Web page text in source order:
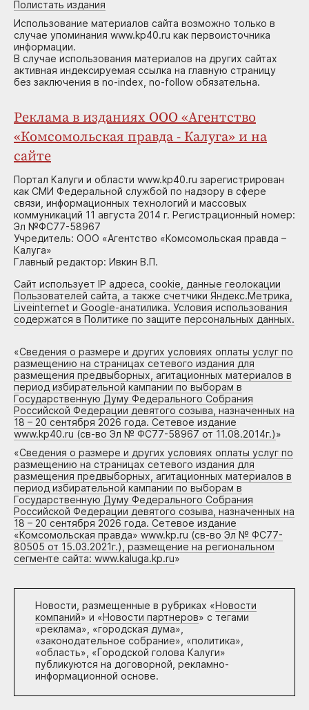
Полистать издания
Использование материалов сайта возможно только в
случае упоминания www.kp40.ru как первоисточника
информации.
В случае использования материалов на других сайтах
активная индексируемая ссылка на главную страницу
без заключения в no-index, no-follow обязательна.
Реклама в изданиях ООО «Агентство
«Комсомольская правда - Калуга» и на
сайте
Портал Калуги и области www.kp40.ru зарегистрирован
как СМИ Федеральной службой по надзору в сфере
связи, информационных технологий и массовых
коммуникаций 11 августа 2014 г. Регистрационный номер:
Эл №ФС77-58967
Учредитель: ООО «Агентство «Комсомольская правда –
Калуга»
Главный редактор: Ивкин В.П.
Сайт использует IP адреса, cookie, данные геолокации
Пользователей сайта, а также счетчики Яндекс.Метрика,
Liveinternet и Google-анатилика. Условия использования
содержатся в Политике по защите персональных данных.
«Сведения о размере и других условиях оплаты услуг по
размещению на страницах сетевого издания для
размещения предвыборных, агитационных материалов в
период избирательной кампании по выборам в
Государственную Думу Федерального Собрания
Российской Федерации девятого созыва, назначенных на
18 – 20 сентября 2026 года. Сетевое издание
www.kp40.ru (св-во Эл № ФС77-58967 от 11.08.2014г.)»
«Сведения о размере и других условиях оплаты услуг по
размещению на страницах сетевого издания для
размещения предвыборных, агитационных материалов в
период избирательной кампании по выборам в
Государственную Думу Федерального Собрания
Российской Федерации девятого созыва, назначенных на
18 – 20 сентября 2026 года. Сетевое издание
«Комсомольская правда» www.kp.ru (св-во Эл № ФС77-
80505 от 15.03.2021г.), размещение на региональном
сегменте сайта: www.kaluga.kp.ru»
Новости, размещенные в рубриках «Новости
компаний» и «Новости партнеров» с тегами
«реклама», «городская дума»,
«законодательное собрание», «политика»,
«область», «Городской голова Калуги»
публикуются на договорной, рекламно-
информационной основе.